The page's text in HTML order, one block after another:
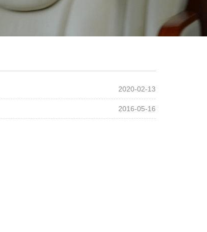
2020-02-13
2016-05-16